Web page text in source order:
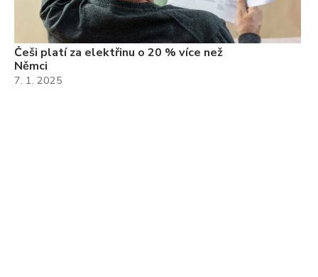
Češi platí za elektřinu o 20 % více než
Němci
7. 1. 2025